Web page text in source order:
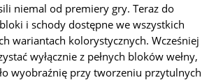
niemal od premiery gry. Teraz do
i schody dostępne we wszystkich
wariantach kolorystycznych. Wcześniej
wyłącznie z pełnych bloków wełny,
wyobraźnię przy tworzeniu przytulnych